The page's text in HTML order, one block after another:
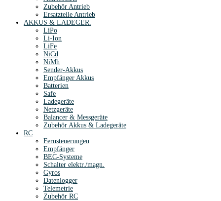
Zubehör Antrieb
Ersatzteile Antrieb
AKKUS & LADEGER.
LiPo
Li-Ion
LiFe
NiCd
NiMh
Sender-Akkus
Empfänger Akkus
Batterien
Safe
Ladegeräte
Netzgeräte
Balancer & Messgeräte
Zubehör Akkus & Ladegeräte
RC
Fernsteuerungen
Empfänger
BEC-Systeme
Schalter elektr./magn.
Gyros
Datenlogger
Telemetrie
Zubehör RC